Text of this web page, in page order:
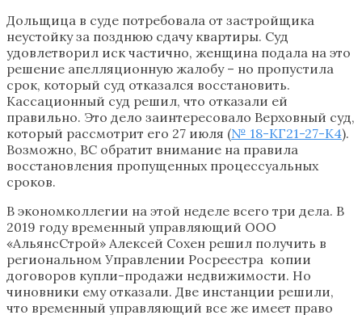
Дольщица в суде потребовала от застройщика
неустойку за позднюю сдачу квартиры. Суд
удовлетворил иск частично, женщина подала на это
решение апелляционную жалобу – но пропустила
срок, который суд отказался восстановить.
Кассационный суд решил, что отказали ей
правильно. Это дело заинтересовало Верховный суд,
который рассмотрит его 27 июля (№ 18-КГ21-27-К4).
Возможно, ВС обратит внимание на правила
восстановления пропущенных процессуальных
сроков.
В экономколлегии на этой неделе всего три дела. В
2019 году временный управляющий ООО
«АльянсСтрой» Алексей Сохен решил получить в
региональном Управлении Росреестра копии
договоров купли-продажи недвижимости. Но
чиновники ему отказали. Две инстанции решили,
что временный управляющий все же имеет право